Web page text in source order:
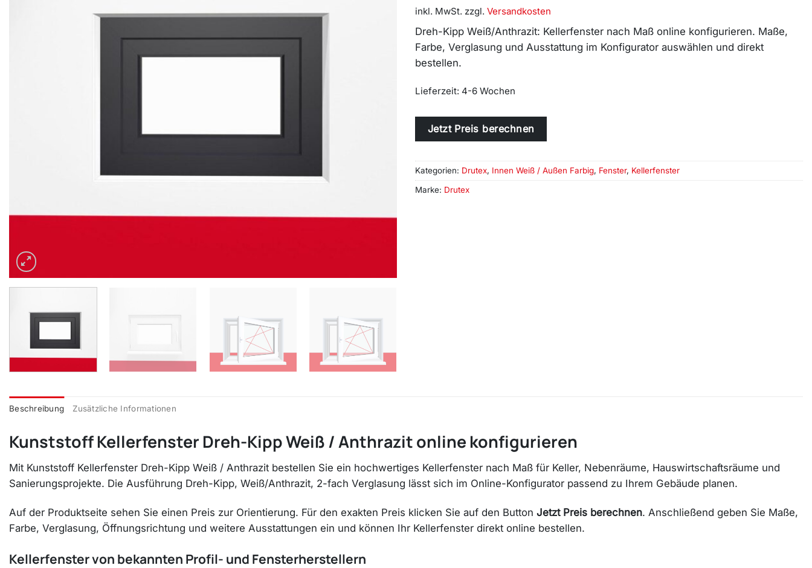
inkl. MwSt. zzgl. Versandkosten
Dreh-Kipp Weiß/Anthrazit: Kellerfenster nach Maß online konfigurieren. Maße,
Farbe, Verglasung und Ausstattung im Konfigurator auswählen und direkt
bestellen.
Lieferzeit: 4-6 Wochen
Jetzt Preis berechnen
Kategorien: Drutex, Innen Weiß / Außen Farbig, Fenster, Kellerfenster
Marke: Drutex
Beschreibung Zusätzliche Informationen
Kunststoff Kellerfenster Dreh-Kipp Weiß / Anthrazit online konfigurieren
Mit Kunststoff Kellerfenster Dreh-Kipp Weiß / Anthrazit bestellen Sie ein hochwertiges Kellerfenster nach Maß für Keller, Nebenräume, Hauswirtschaftsräume und
Sanierungsprojekte. Die Ausführung Dreh-Kipp, Weiß/Anthrazit, 2-fach Verglasung lässt sich im Online-Konfigurator passend zu Ihrem Gebäude planen.
Auf der Produktseite sehen Sie einen Preis zur Orientierung. Für den exakten Preis klicken Sie auf den Button Jetzt Preis berechnen. Anschließend geben Sie Maße,
Farbe, Verglasung, Öffnungsrichtung und weitere Ausstattungen ein und können Ihr Kellerfenster direkt online bestellen.
Kellerfenster von bekannten Profil- und Fensterherstellern